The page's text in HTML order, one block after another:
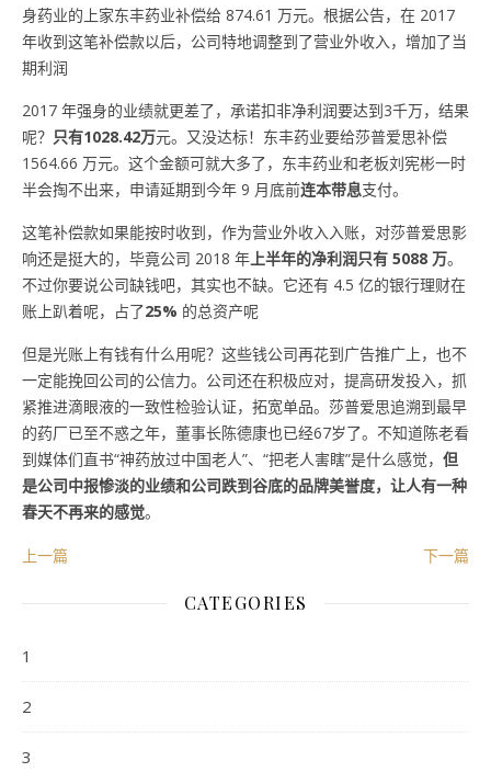
身药业的上家东丰药业补偿给 874.61 万元。根据公告，在 2017
年收到这笔补偿款以后，公司特地调整到了营业外收入，增加了当
期利润
2017 年强身的业绩就更差了，承诺扣非净利润要达到3千万，结果
呢？ 只有1028.42万元。又没达标！东丰药业要给莎普爱思补偿
1564.66 万元。这个金额可就大多了，东丰药业和老板刘宪彬一时
半会掏不出来，申请延期到今年 9 月底前连本带息支付。
这笔补偿款如果能按时收到，作为营业外收入入账，对莎普爱思影
响还是挺大的，毕竟公司 2018 年上半年的净利润只有 5088 万。
不过你要说公司缺钱吧，其实也不缺。它还有 4.5 亿的银行理财在
账上趴着呢，占了25% 的总资产呢
但是光账上有钱有什么用呢？这些钱公司再花到广告推广上，也不
一定能挽回公司的公信力。公司还在积极应对，提高研发投入，抓
紧推进滴眼液的一致性检验认证，拓宽单品。莎普爱思追溯到最早
的药厂已至不惑之年，董事长陈德康也已经67岁了。不知道陈老看
到媒体们直书“神药放过中国老人”、“把老人害瞎”是什么感觉， 但
是公司中报惨淡的业绩和公司跌到谷底的品牌美誉度，让人有一种
春天不再来的感觉。
上一篇 下一篇
CATEGORIES
1
2
3